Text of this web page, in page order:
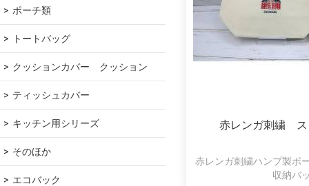
ポーチ類
トートバッグ
クッションカバー　クッション
ティッシュカバー
キッチン用シリーズ
そのほか
エコバック
赤レンガ刺繍 ス
赤レンガ刺繍ハンプ製ポ
収納バ